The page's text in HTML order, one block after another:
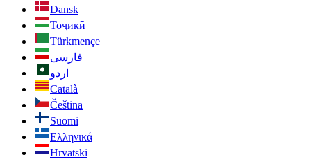
Dansk
Тоҷикӣ
Türkmençe
فارسی
اردو
Català
Čeština
Suomi
Ελληνικά
Hrvatski